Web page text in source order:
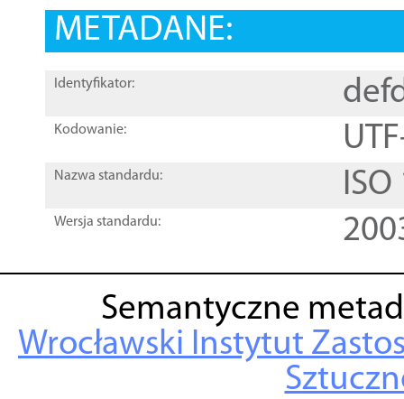
METADANE:
Identyfikator:
Kodowanie:
Nazwa standardu:
Wersja standardu:
Semantyczne
Wrocławski Instytut